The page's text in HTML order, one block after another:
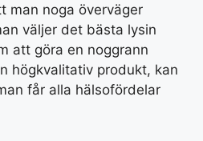
man noga överväger
väljer det bästa lysin
att göra en noggrann
högkvalitativ produkt, kan
får alla hälsofördelar